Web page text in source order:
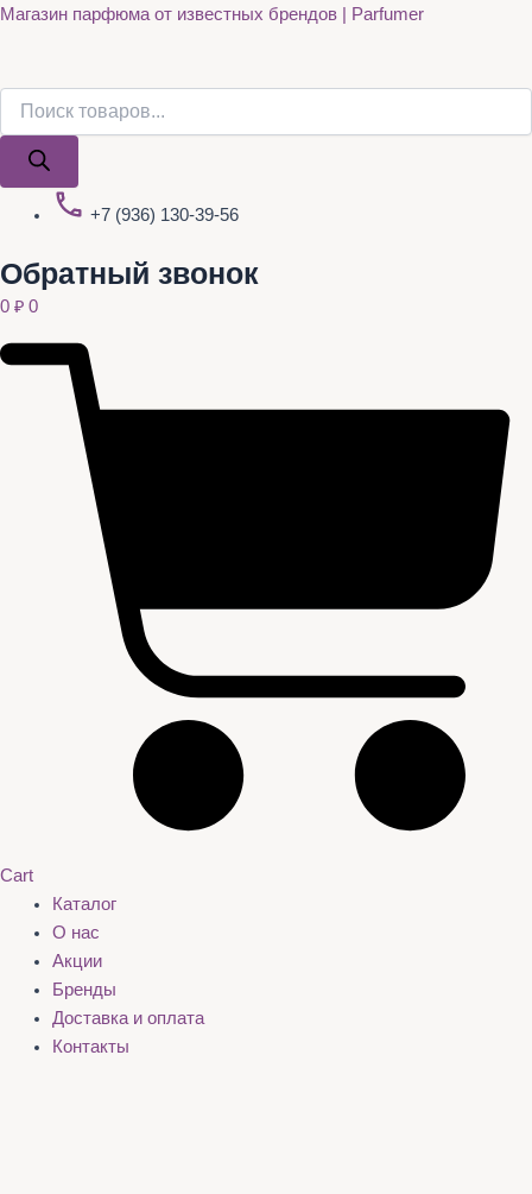
Перейти
Магазин парфюма от известных брендов | Parfumer
Поиск
+7 (936) 130-39-56
Обратный звонок
0 ₽ 0
Cart
Каталог
О нас
Акции
Бренды
Доставка и оплата
Контакты
Поиск
Quantity